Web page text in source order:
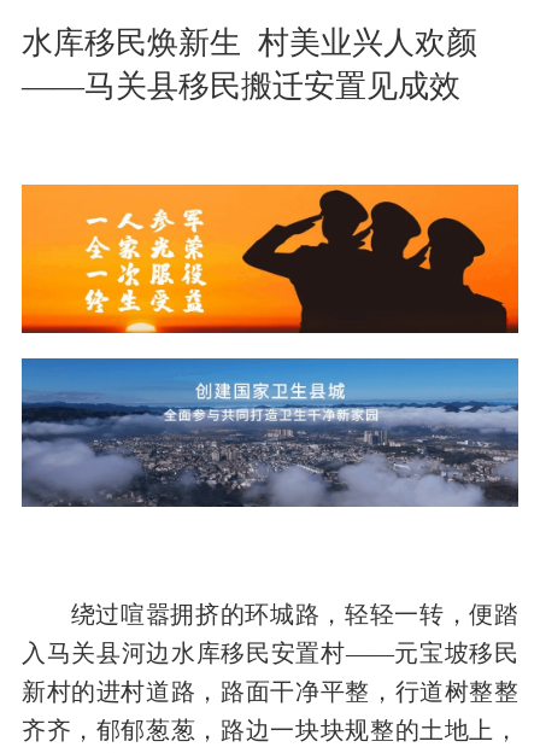
水库移民焕新生  村美业兴人欢颜
——马关县移民搬迁安置见成效
绕过喧嚣拥挤的环城路，轻轻一转，便踏
入马关县河边水库移民安置村——元宝坡移民
新村的进村道路，路面干净平整，行道树整整
齐齐，郁郁葱葱，路边一块块规整的土地上，